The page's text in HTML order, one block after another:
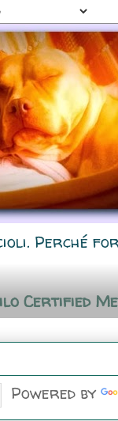
Perché
Certified
Powered by